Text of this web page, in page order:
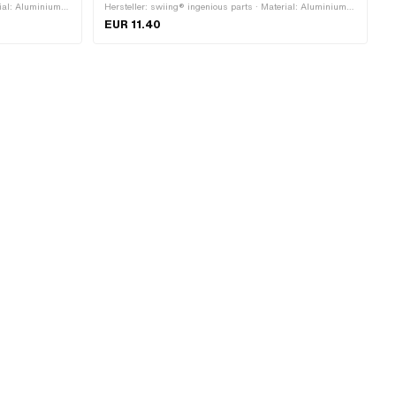
Aluminium ·
· Ø innen:
Hersteller: swiing® ingenious parts · Material: Aluminium ·
Oberfläche: eloxiert · Lagerart: Rillenkugellager · Ø innen:
EUR 11.40